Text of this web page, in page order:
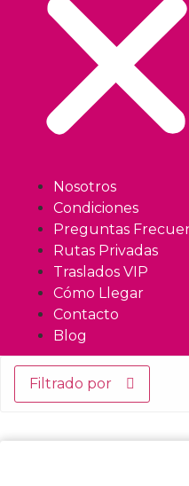
Nosotros
Condiciones
Preguntas
Rutas Privadas
Traslados VIP
Cómo Llegar
Contacto
Blog
Filtrado por